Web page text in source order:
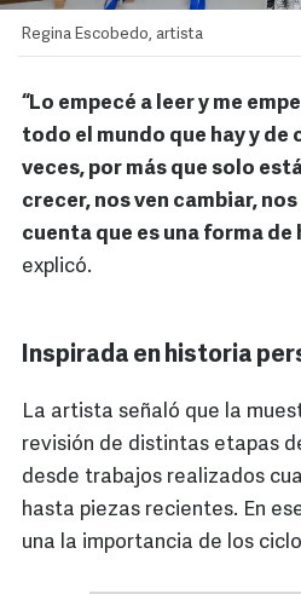
Regina Escobedo, artista
“Lo empecé a leer y me
todo el mundo que hay y de
veces, por más que solo
crecer, nos ven cambiar,
cuenta que es una forma de
explicó.
Inspirada en historia
La artista señaló que la
revisión de distintas etapas
desde trabajos realizados
hasta piezas recientes. En
una la importancia de los